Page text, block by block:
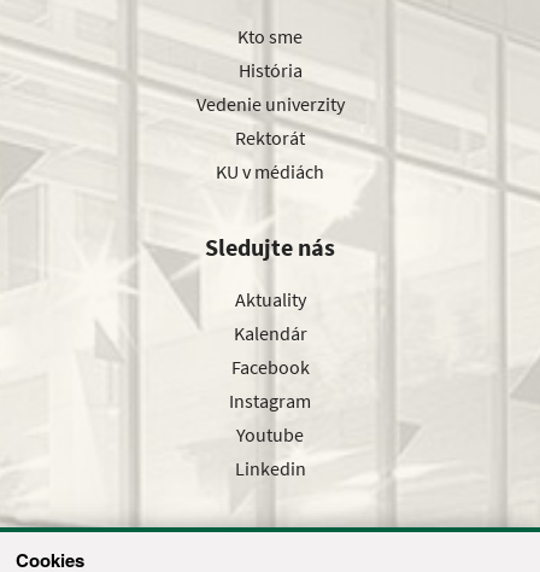
Cookies
Kto sme
História
Vedenie univerzity
Rektorát
KU v médiách
Sledujte nás
Aktuality
Kalendár
Facebook
Instagram
Youtube
Linkedin